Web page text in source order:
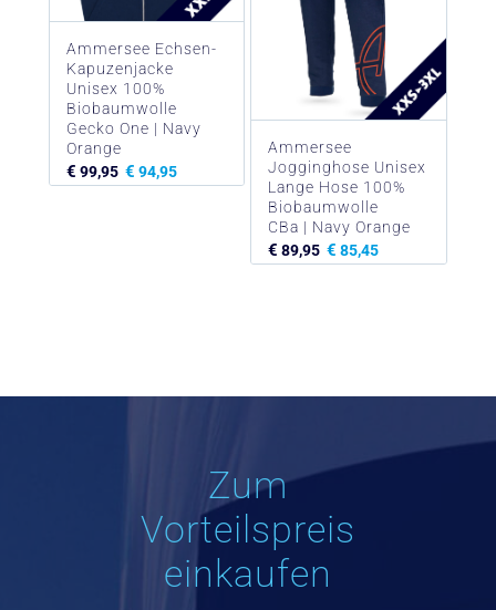
Ammersee Echsen-
Kapuzenjacke
Unisex 100%
Biobaumwolle
Gecko One | Navy
Orange
€ 99,95 € 94,95
Ammersee
Jogginghose Unisex
Lange Hose 100%
Biobaumwolle
CBa | Navy Orange
€ 89,95 € 85,45
Zum
Vorteilspreis
einkaufen